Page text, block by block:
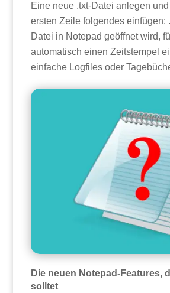
Eine neue .txt-Datei anlegen
ersten Zeile folgendes einfügen:
Datei in Notepad geöffnet wird,
automatisch einen Zeitstempel
einfache Logfiles oder
Die neuen Notepad-Features,
solltet